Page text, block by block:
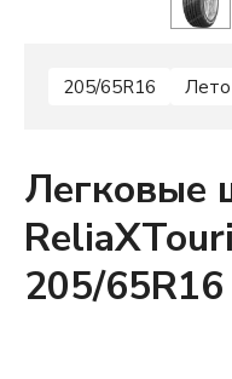
205/65R16 Лето
Легковые
205/65R16